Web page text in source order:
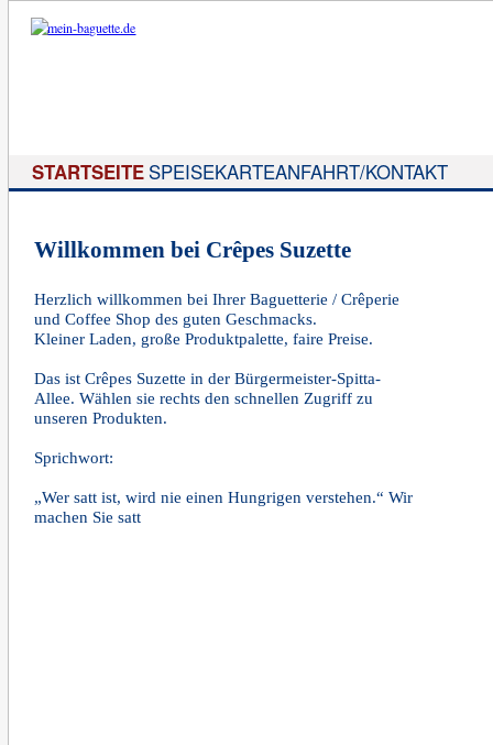
STARTSEITE SPEISEKARTEANFAHRT/KONTAKT
Willkommen bei Crêpes Suzette
Herzlich willkommen bei Ihrer Baguetterie / Crêperie
und Coffee Shop des guten Geschmacks.
Kleiner Laden, große Produktpalette, faire Preise.
Das ist Crêpes Suzette in der Bürgermeister-Spitta-
Allee. Wählen sie rechts den schnellen Zugriff zu
unseren Produkten.
Sprichwort:
„Wer satt ist, wird nie einen Hungrigen verstehen.“ Wir
machen Sie satt